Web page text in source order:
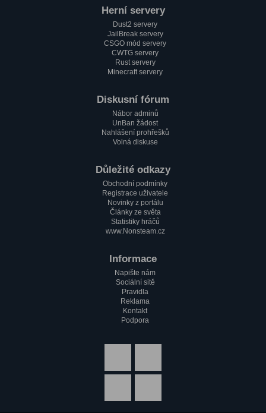
Testování mobilní verze????
Zdravím všechny pařmeny a pařmenky
Herní servery
Dust2 servery
JailBreak servery
CSGO mód servery
CWTG servery
Rust servery
Minecraft servery
Diskusní fórum
Nábor adminů
UnBan žádost
Nahlášení prohřešků
Volná diskuse
Důležité odkazy
Obchodní podmínky
Registrace uživatele
Novinky z portálu
Články ze světa
Statistiky hráčů
www.Nonsteam.cz
Informace
Napište nám
Sociální sitě
Pravidla
Reklama
Kontakt
Podpora